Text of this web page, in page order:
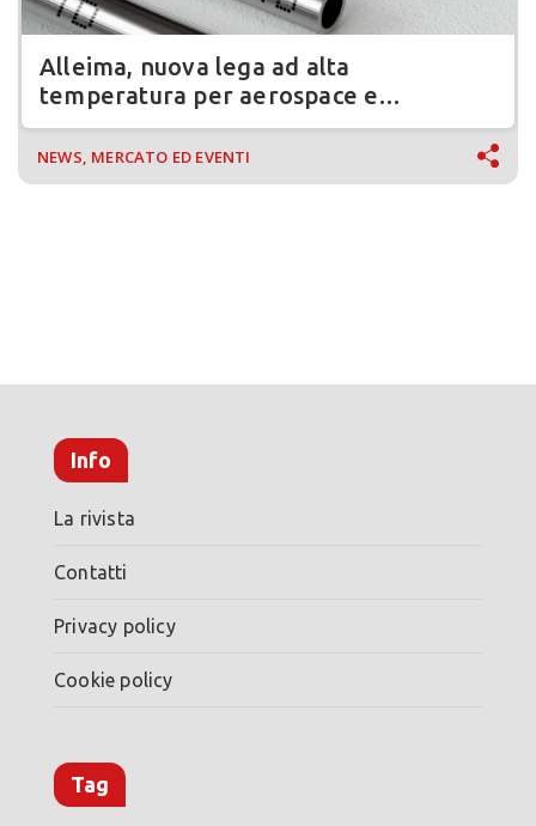
Alleima, nuova lega ad alta
temperatura per aerospace e
automotive
NEWS, MERCATO ED EVENTI
Info
La rivista
Contatti
Privacy policy
Cookie policy
Tag